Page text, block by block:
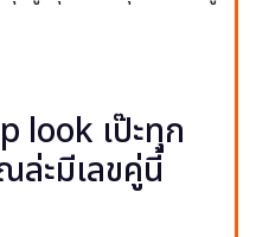
look เป๊ะทุก
ะมีเลขคู่นี้